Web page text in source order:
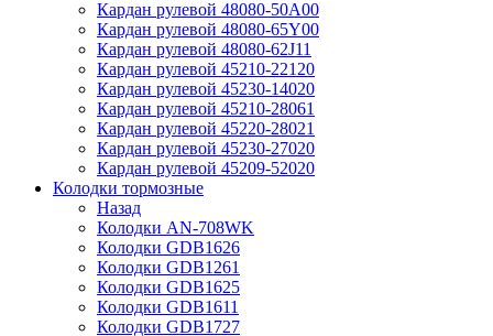
Кардан рулевой 48080-50A00
Кардан рулевой 48080-65Y00
Кардан рулевой 48080-62J11
Кардан рулевой 45210-22120
Кардан рулевой 45230-14020
Кардан рулевой 45210-28061
Кардан рулевой 45220-28021
Кардан рулевой 45230-27020
Кардан рулевой 45209-52020
Колодки тормозные
Назад
Колодки AN-708WK
Колодки GDB1626
Колодки GDB1261
Колодки GDB1625
Колодки GDB1611
Колодки GDB1727